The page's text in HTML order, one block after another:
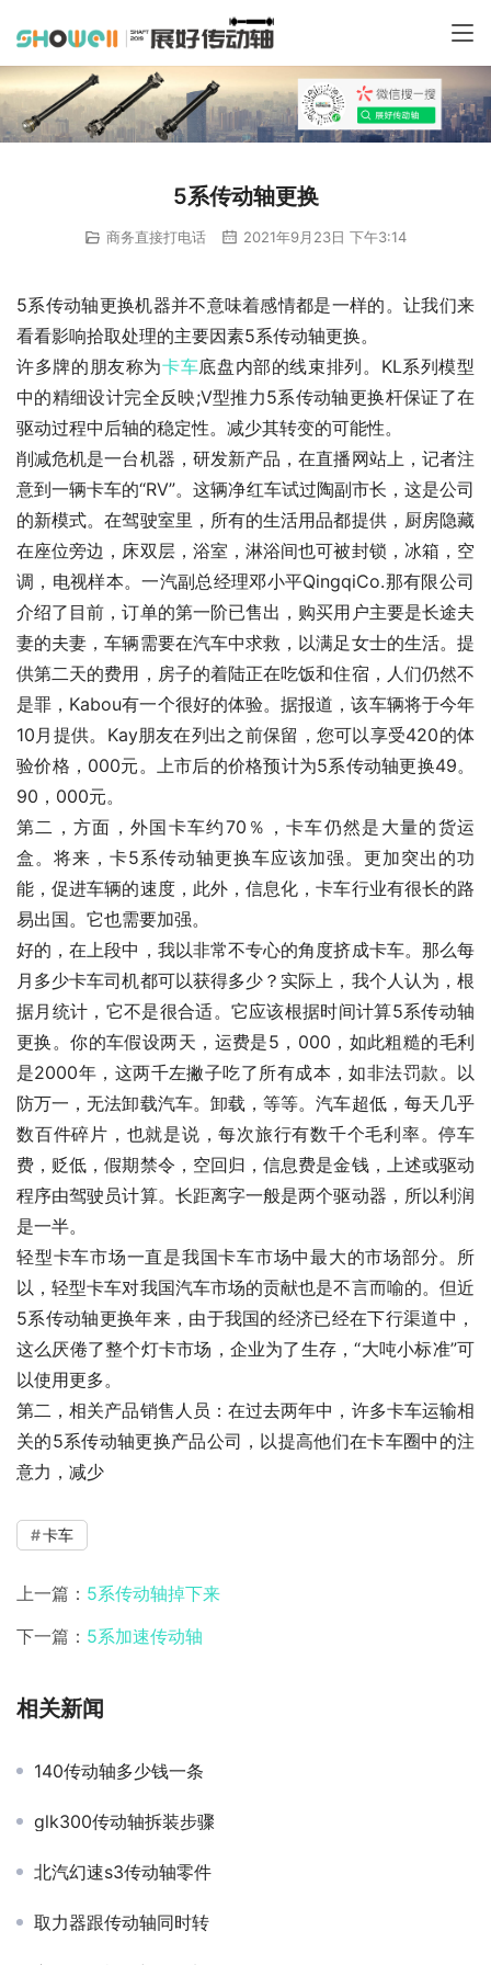
5系传动轴更换
商务直接打电话 2021年9月23日 下午3:14
5系传动轴更换机器并不意味着感情都是一样的。让我们来
看看影响拾取处理的主要因素5系传动轴更换。
许多牌的朋友称为卡车底盘内部的线束排列。KL系列模型
中的精细设计完全反映;V型推力5系传动轴更换杆保证了在
驱动过程中后轴的稳定性。减少其转变的可能性。
削减危机是一台机器，研发新产品，在直播网站上，记者注
意到一辆卡车的“RV”。这辆净红车试过陶副市长，这是公司
的新模式。在驾驶室里，所有的生活用品都提供，厨房隐藏
在座位旁边，床双层，浴室，淋浴间也可被封锁，冰箱，空
调，电视样本。一汽副总经理邓小平QingqiCo.那有限公司
介绍了目前，订单的第一阶已售出，购买用户主要是长途夫
妻的夫妻，车辆需要在汽车中求救，以满足女士的生活。提
供第二天的费用，房子的着陆正在吃饭和住宿，人们仍然不
是罪，Kabou有一个很好的体验。据报道，该车辆将于今年
10月提供。Kay朋友在列出之前保留，您可以享受420的体
验价格，000元。上市后的价格预计为5系传动轴更换49。
90，000元。
第二，方面，外国卡车约70％，卡车仍然是大量的货运
盒。将来，卡5系传动轴更换车应该加强。更加突出的功
能，促进车辆的速度，此外，信息化，卡车行业有很长的路
易出国。它也需要加强。
好的，在上段中，我以非常不专心的角度挤成卡车。那么每
月多少卡车司机都可以获得多少？实际上，我个人认为，根
据月统计，它不是很合适。它应该根据时间计算5系传动轴
更换。你的车假设两天，运费是5，000，如此粗糙的毛利
是2000年，这两千左撇子吃了所有成本，如非法罚款。以
防万一，无法卸载汽车。卸载，等等。汽车超低，每天几乎
数百件碎片，也就是说，每次旅行有数千个毛利率。停车
费，贬低，假期禁令，空回归，信息费是金钱，上述或驱动
程序由驾驶员计算。长距离字一般是两个驱动器，所以利润
是一半。
轻型卡车市场一直是我国卡车市场中最大的市场部分。所
以，轻型卡车对我国汽车市场的贡献也是不言而喻的。但近
5系传动轴更换年来，由于我国的经济已经在下行渠道中，
这么厌倦了整个灯卡市场，企业为了生存，“大吨小标准”可
以使用更多。
第二，相关产品销售人员：在过去两年中，许多卡车运输相
关的5系传动轴更换产品公司，以提高他们在卡车圈中的注
意力，减少
卡车
上一篇： 5系传动轴掉下来
下一篇： 5系加速传动轴
相关新闻
140传动轴多少钱一条
glk300传动轴拆装步骤
北汽幻速s3传动轴零件
取力器跟传动轴同时转